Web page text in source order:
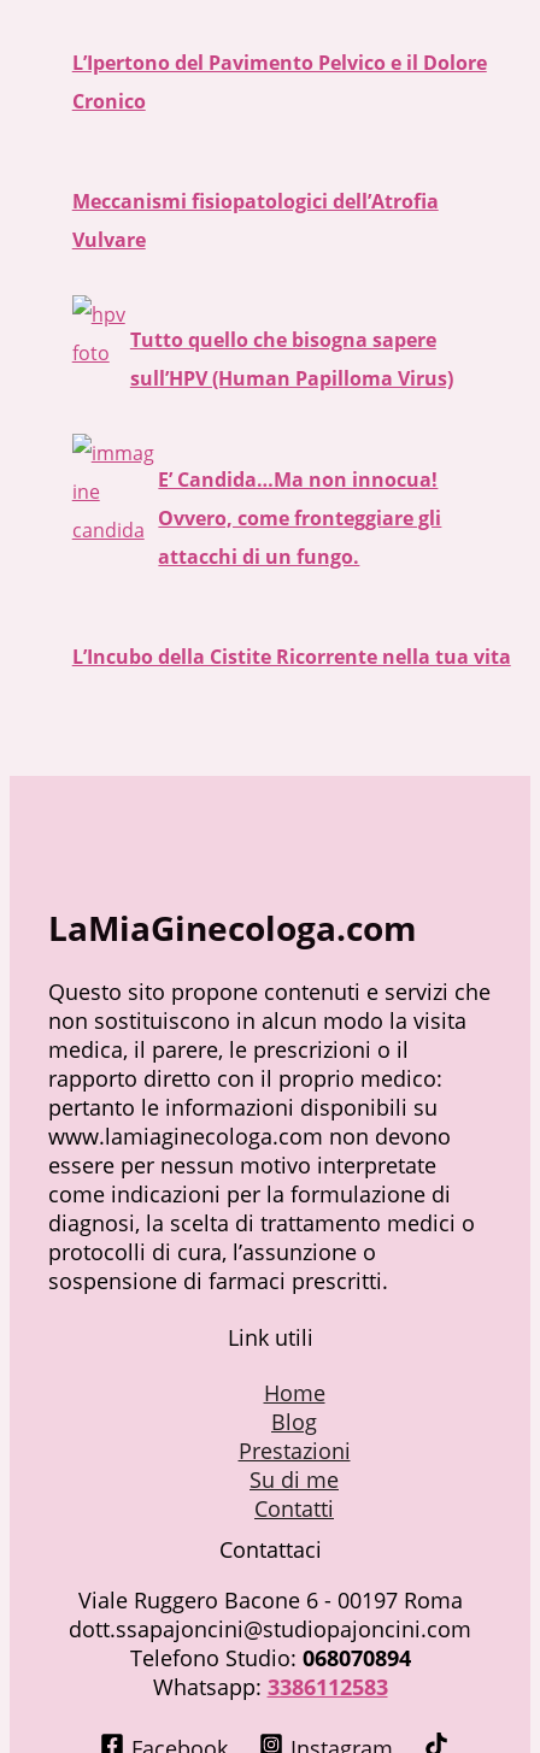
L’Ipertono del Pavimento Pelvico e il Dolore
Cronico
Meccanismi fisiopatologici dell’Atrofia
Vulvare
Tutto quello che bisogna sapere
sull’HPV (Human Papilloma Virus)
E’ Candida…Ma non innocua!
Ovvero, come fronteggiare gli
attacchi di un fungo.
L’Incubo della Cistite Ricorrente nella tua vita
LaMiaGinecologa.com
Questo sito propone contenuti e servizi che
non sostituiscono in alcun modo la visita
medica, il parere, le prescrizioni o il
rapporto diretto con il proprio medico:
pertanto le informazioni disponibili su
www.lamiaginecologa.com non devono
essere per nessun motivo interpretate
come indicazioni per la formulazione di
diagnosi, la scelta di trattamento medici o
protocolli di cura, l’assunzione o
sospensione di farmaci prescritti.
Link utili
Home
Blog
Prestazioni
Su di me
Contatti
Contattaci
Viale Ruggero Bacone 6 - 00197 Roma
dott.ssapajoncini@studiopajoncini.com
Telefono Studio: 068070894
Whatsapp: 3386112583